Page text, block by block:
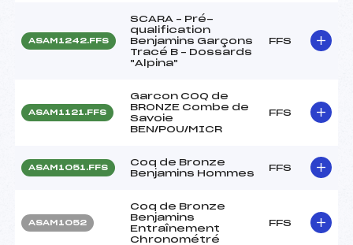
ASAM1242.FFS
SCARA – Pré-
qualification
Benjamins Garçons
Tracé B – Dossards
"Alpina"
FFS
ASAM1121.FFS
Garcon COQ de
BRONZE Combe de
Savoie
BEN/POU/MICR
FFS
ASAM1051.FFS
Coq de Bronze
Benjamins Hommes
FFS
ASAM1052
Coq de Bronze
Benjamins
Entraînement
Chronométré
FFS